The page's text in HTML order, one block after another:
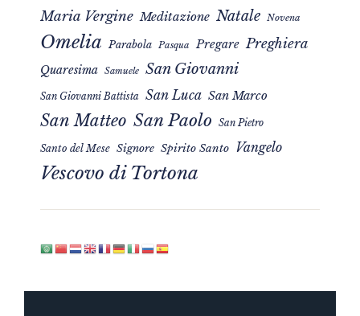
Maria Vergine Meditazione Natale Novena
Omelia Parabola Pasqua Pregare Preghiera
Quaresima Samuele San Giovanni
San Giovanni Battista San Luca San Marco
San Matteo San Paolo San Pietro
Santo del Mese Signore Spirito Santo Vangelo
Vescovo di Tortona